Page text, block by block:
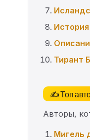
Тирант
✍️ Топ
Авторы,
Мигель